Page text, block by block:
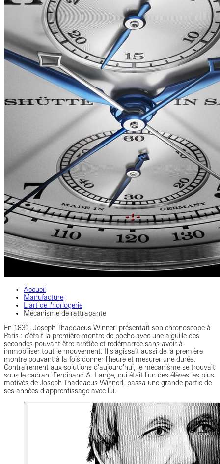
Accueil
Manufacture
L'art de l'horlogerie
Mécanisme de rattrapante
En 1831, Joseph Thaddaeus Winnerl présentait son chronoscope à
Paris : c'était la première montre de poche avec une aiguille des
secondes pouvant être arrêtée et redémarrée sans avoir à
immobiliser tout le mouvement. Il s'agissait aussi de la première
montre pouvant à la fois donner l'heure et mesurer une durée.
Contrairement aux solutions d'aujourd'hui, le mécanisme se trouvait
sous le cadran. Ferdinand A. Lange, qui était l'un des élèves les plus
motivés de Joseph Thaddaeus Winnerl, passa une grande partie de
ses années d'apprentissage avec lui.